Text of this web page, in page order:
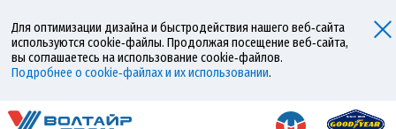
Для оптимизации дизайна и быстродействия нашего веб‑сайта
используются cookie‑файлы. Продолжая посещение веб‑сайта,
вы соглашаетесь на использование cookie‑файлов.
Подробнее о cookie‑файлах и их использовании.